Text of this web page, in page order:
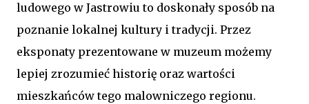
ludowego w Jastrowiu to doskonały sposób na
poznanie lokalnej kultury i tradycji. Przez
eksponaty prezentowane w muzeum możemy
lepiej zrozumieć historię oraz wartości
mieszkańców tego malowniczego regionu.